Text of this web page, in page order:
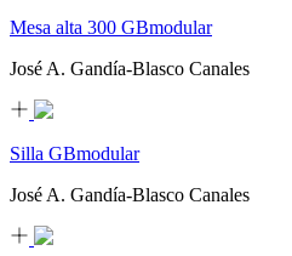
Mesa alta 300 GBmodular
José A. Gandía-Blasco Canales
Silla GBmodular
José A. Gandía-Blasco Canales